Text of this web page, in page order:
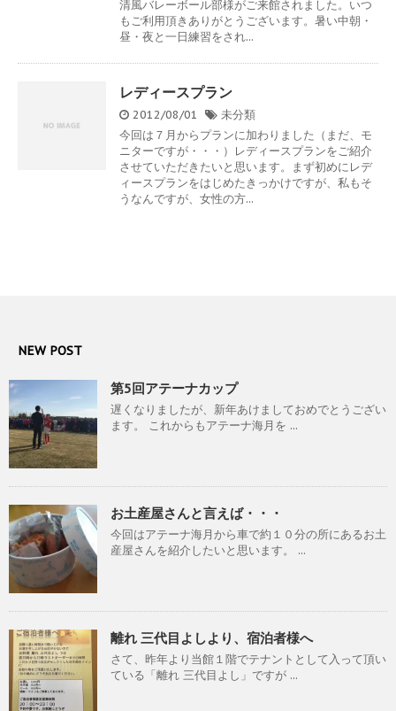
清風バレーボール部様がご来館されました。いつ
もご利用頂きありがとうございます。暑い中朝・
昼・夜と一日練習をされ...
レディースプラン
2012/08/01
未分類
今回は７月からプランに加わりました（まだ、モ
ニターですが・・・）レディースプランをご紹介
させていただきたいと思います。まず初めにレデ
ィースプランをはじめたきっかけですが、私もそ
うなんですが、女性の方...
NEW POST
第5回アテーナカップ
遅くなりましたが、新年あけましておめでとうござい
ます。 これからもアテーナ海月を ...
お土産屋さんと言えば・・・
今回はアテーナ海月から車で約１０分の所にあるお土
産屋さんを紹介したいと思います。 ...
離れ 三代目よしより、宿泊者様へ
さて、昨年より当館１階でテナントとして入って頂い
ている「離れ 三代目よし」ですが ...